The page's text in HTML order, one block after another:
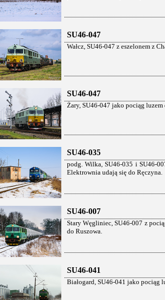
SU46-047
Wałcz, SU46-047 z eszelonem z
SU46-047
Żary, SU46-047 jako pociąg
SU46-035
podg. Wilka, SU46-035 i SU46-
Elektrownia udają się do Ręczyna.
SU46-007
Stary Węgliniec, SU46-007 z
do Ruszowa.
SU46-041
Białogard, SU46-041 jako pociąg